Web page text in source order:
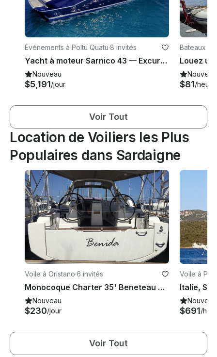
Événements à Poltu Quatu·8 invités
Yacht à moteur Sarnico 43 — Excursion sur la Costa Smeralda, La Maddalena et la Corse du Sud
Nouveau
$5,191/jour
Bateaux à
Nouveau
$81/heure
Voir Tout
Location de Voiliers les Plus
Populaires dans Sardaigne
Voile à Oristano·6 invités
Monocoque Charter 35' Beneteau Oceanis - Benida Cruising à Oristano, Italie
Nouveau
$230/jour
Voile à
Nouveau
$691/
Voir Tout